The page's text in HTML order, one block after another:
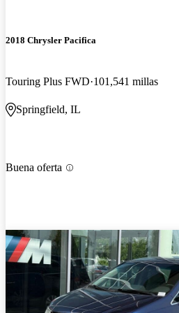
2018 Chrysler Pacifica
Touring Plus FWD 101,541 millas
Springfield, IL
Buena oferta